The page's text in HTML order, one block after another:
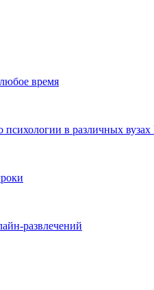
время
в различных вузах
развлечений